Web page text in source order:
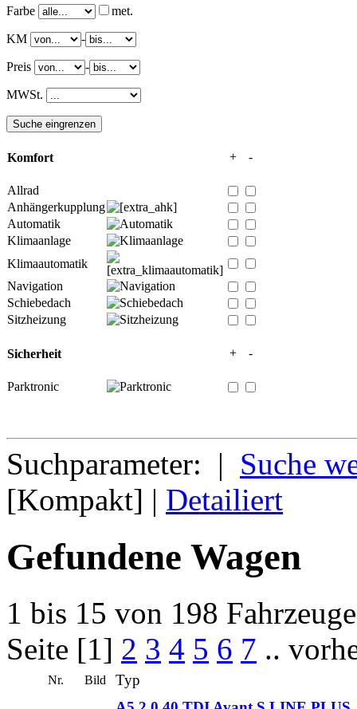
Farbe met.
KM -
Preis -
MWSt.
Komfort + -
Allrad
Anhängerkupplung
Automatik
Klimaanlage
Klimaautomatik
Navigation
Schiebedach
Sitzheizung
Sicherheit + -
Parktronic
Suchparameter: | Suche
[Kompakt] | Detailiert
Gefundene Wagen
1 bis 15 von 198
Seite [1] 2 3 4 5 6 7 ..
Nr. Bild Typ